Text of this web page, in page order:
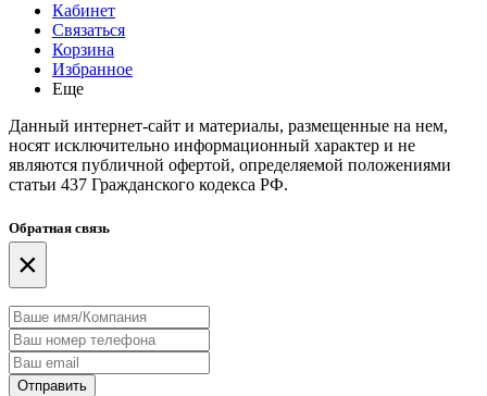
Кабинет
Связаться
Корзина
Избранное
Еще
Данный интернет-сайт и материалы, размещенные на нем,
носят исключительно информационный характер и не
являются публичной офертой, определяемой положениями
статьи 437 Гражданского кодекса РФ.
Обратная связь
×
Отправить